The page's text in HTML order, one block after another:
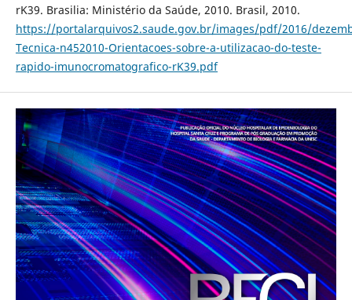
rK39. Brasilia: Ministério da Saúde, 2010. Brasil, 2010.
https://portalarquivos2.saude.gov.br/images/pdf/2016/
Tecnica-n452010-Orientacoes-sobre-a-utilizacao-do-teste-
rapido-imunocromatografico-rK39.pdf